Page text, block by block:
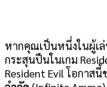
หากคุณเป็นหนึ่งในผู้เ
กระสุนปืนในเกม
Resident Evil โอกาส